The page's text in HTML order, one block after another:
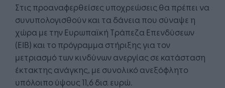
Στις προαναφερθείσες υποχρεώσεις θα πρέπει να
συνυπολογισθούν και τα δάνεια που σύναψε η
χώρα με την Ευρωπαϊκή Τράπεζα Επενδύσεων
(EIB) και το πρόγραμμα στήριξης για τον
μετριασμό των κινδύνων ανεργίας σε κατάσταση
έκτακτης ανάγκης, με συνολικό ανεξόφλητο
υπόλοιπο ύψους 11,6 δισ. ευρώ.